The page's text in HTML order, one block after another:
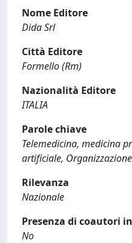
Nome Editore
Dida Srl
Città Editore
Formello (Rm)
Nazionalità Editore
ITALIA
Parole chiave
Telemedicina, medicina
artificiale,
Rilevanza
Nazionale
Presenza di coautori
No